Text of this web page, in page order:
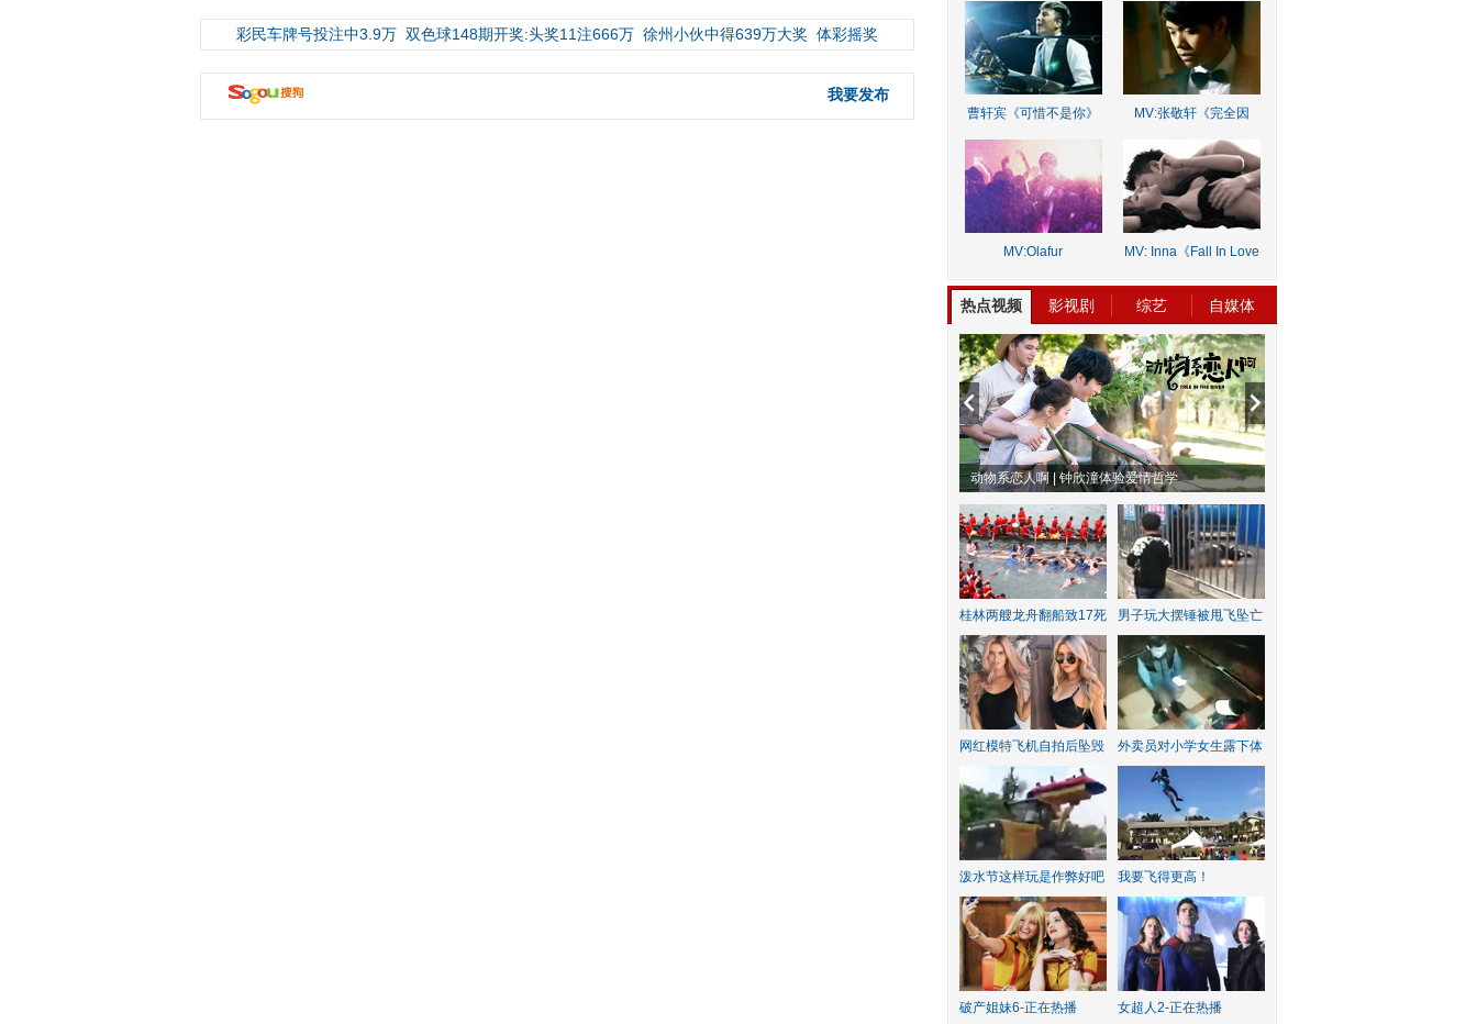
彩民车牌号投注中3.9万 双色球148期开奖:头奖11注666万 徐州小伙中得639万大奖 体彩摇奖
我要发布
曹轩宾《可惜不是你》
MV:张敬轩《完全因
MV:Olafur
MV: Inna《Fall In Love
热点视频 影视剧 综艺 自媒体
动物系恋人啊 | 钟欣潼体验爱情哲学
桂林两艘龙舟翻船致17死 男子玩大摆锤被甩飞坠亡
网红模特飞机自拍后坠毁 外卖员对小学女生露下体
泼水节这样玩是作弊好吧 我要飞得更高！
破产姐妹6-正在热播 女超人2-正在热播